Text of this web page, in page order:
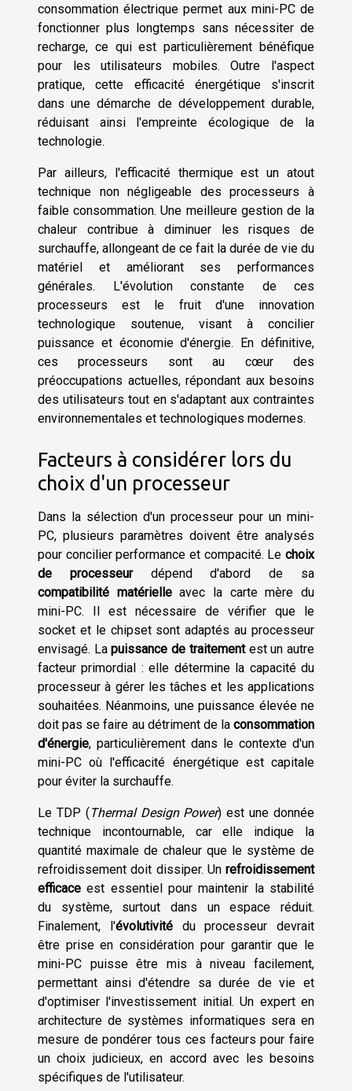
consommation électrique permet aux mini-PC de
fonctionner plus longtemps sans nécessiter de
recharge, ce qui est particulièrement bénéfique
pour les utilisateurs mobiles. Outre l'aspect
pratique, cette efficacité énergétique s'inscrit
dans une démarche de développement durable,
réduisant ainsi l'empreinte écologique de la
technologie.
Par ailleurs, l'efficacité thermique est un atout
technique non négligeable des processeurs à
faible consommation. Une meilleure gestion de la
chaleur contribue à diminuer les risques de
surchauffe, allongeant de ce fait la durée de vie du
matériel et améliorant ses performances
générales. L'évolution constante de ces
processeurs est le fruit d'une innovation
technologique soutenue, visant à concilier
puissance et économie d'énergie. En définitive,
ces processeurs sont au cœur des
préoccupations actuelles, répondant aux besoins
des utilisateurs tout en s'adaptant aux contraintes
environnementales et technologiques modernes.
Facteurs à considérer lors du
choix d'un processeur
Dans la sélection d'un processeur pour un mini-
PC, plusieurs paramètres doivent être analysés
pour concilier performance et compacité. Le choix
de processeurdépend d'abord de sa
compatibilité matérielleavec la carte mère du
mini-PC. Il est nécessaire de vérifier que le
socket et le chipset sont adaptés au processeur
envisagé. Lapuissance de traitementest un autre
facteur primordial : elle détermine la capacité du
processeur à gérer les tâches et les applications
souhaitées. Néanmoins, une puissance élevée ne
doit pas se faire au détriment de la consommation
d'énergie, particulièrement dans le contexte d'un
mini-PC où l'efficacité énergétique est capitale
pour éviter la surchauffe.
Le TDP (Thermal Design Power) est une donnée
technique incontournable, car elle indique la
quantité maximale de chaleur que le système de
refroidissement doit dissiper. Un refroidissement
efficace est essentiel pour maintenir la stabilité
du système, surtout dans un espace réduit.
Finalement, l'évolutivitédu processeur devrait
être prise en considération pour garantir que le
mini-PC puisse être mis à niveau facilement,
permettant ainsi d'étendre sa durée de vie et
d'optimiser l'investissement initial. Un expert en
architecture de systèmes informatiques sera en
mesure de pondérer tous ces facteurs pour faire
un choix judicieux, en accord avec les besoins
spécifiques de l'utilisateur.